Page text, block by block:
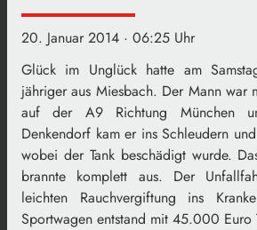
20. Januar 2014 · 06:25 Uhr
Glück im Unglück hatte am
jähriger aus Miesbach. Der Mann war
auf der A9 Richtung München
Denkendorf kam er ins Schleudern
wobei der Tank beschädigt wurde.
brannte komplett aus. Der
leichten Rauchvergiftung ins
Sportwagen entstand mit 45.000 Euro